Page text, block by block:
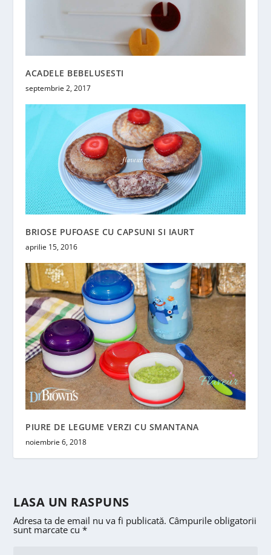
ACADELE BEBELUSESTI
septembrie 2, 2017
BRIOSE PUFOASE CU CAPSUNI SI IAURT
aprilie 15, 2016
PIURE DE LEGUME VERZI CU SMANTANA
noiembrie 6, 2018
LASA UN RASPUNS
Adresa ta de email nu va fi publicată. Câmpurile obligatorii
sunt marcate cu*